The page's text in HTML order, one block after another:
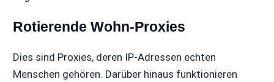
Rotierende Wohn-Proxies
Dies sind Proxies, deren IP-Adressen echten
Menschen gehören. Darüber hinaus funktionieren